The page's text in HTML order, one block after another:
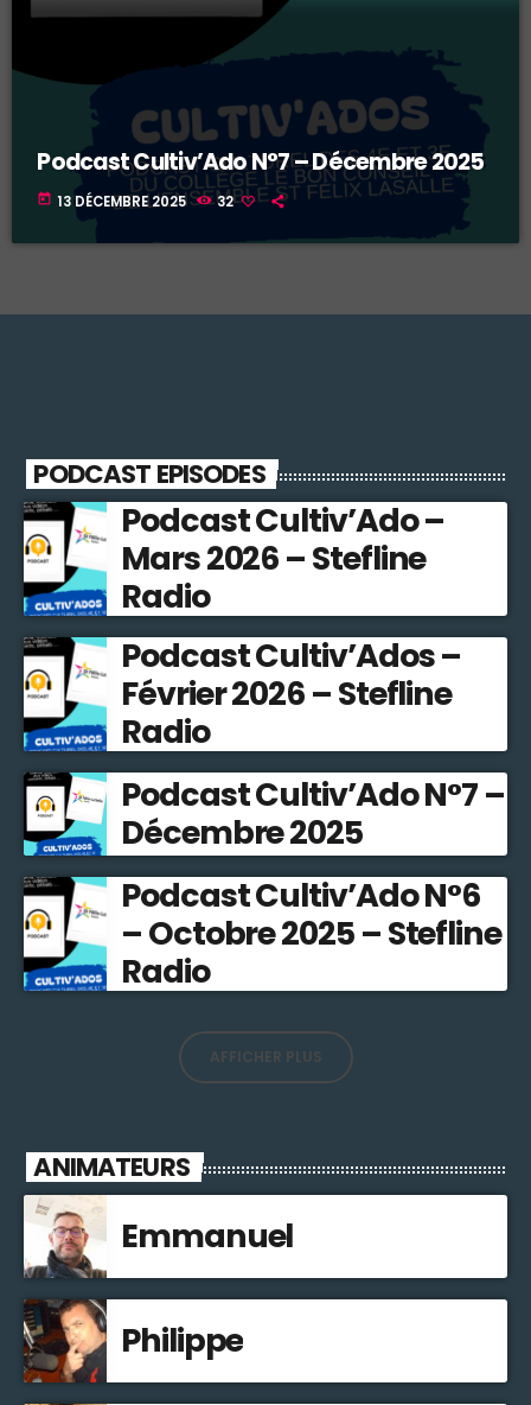
Podcast Cultiv’Ado N°7 – Décembre 2025
today 13 DÉCEMBRE 2025 32
PODCAST EPISODES
Podcast Cultiv’Ado –
Mars 2026 – Stefline
Radio
Podcast Cultiv’Ados –
Février 2026 – Stefline
Radio
Podcast Cultiv’Ado N°7 –
Décembre 2025
Podcast Cultiv’Ado N°6
– Octobre 2025 – Stefline
Radio
AFFICHER PLUS
ANIMATEURS
Emmanuel
Philippe